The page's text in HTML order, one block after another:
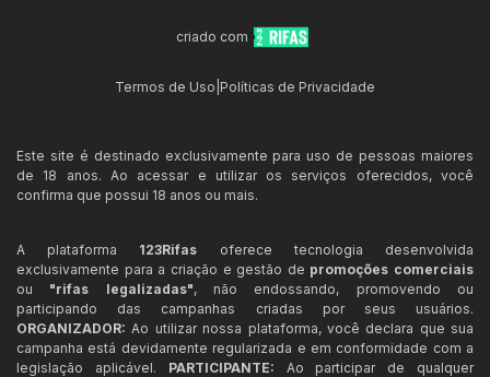
criado com
Termos de Uso Políticas de Privacidade
Este site é destinado exclusivamente para uso de pessoas maiores
de 18 anos. Ao acessar e utilizar os serviços oferecidos, você
confirma que possui 18 anos ou mais.
A plataforma 123Rifas oferece tecnologia desenvolvida
exclusivamente para a criação e gestão de promoções comerciais
ou "rifas legalizadas", não endossando, promovendo ou
participando das campanhas criadas por seus usuários.
ORGANIZADOR: Ao utilizar nossa plataforma, você declara que sua
campanha está devidamente regularizada e em conformidade com a
legislação aplicável. PARTICIPANTE: Ao participar de qualquer